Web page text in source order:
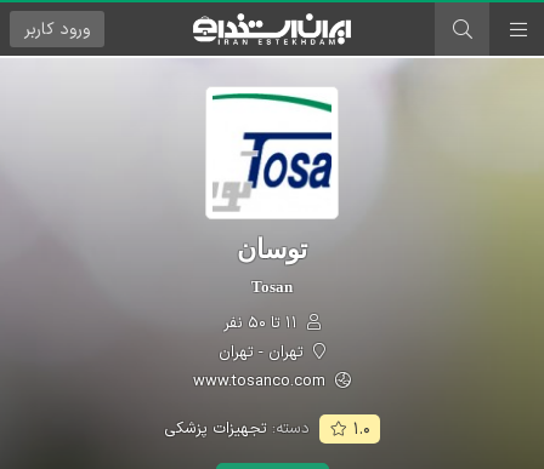
ورود کاربر
توسان
Tosan
تهران - تهران
۱.۰ دسته: تجهیزات پزشکی